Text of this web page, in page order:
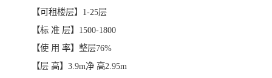
【可租楼层】1-25层
【标 准 层】1500-1800
【使 用 率】整层76%
【层 高】3.9m净 高2.95m